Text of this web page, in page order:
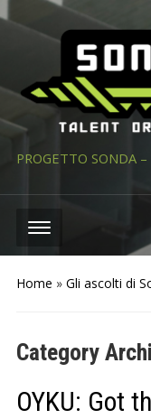
PROGETTO SONDA
Home » Gli ascolti di
Category
OYKU: Got